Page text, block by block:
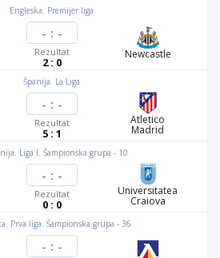
Engleska. Premijer liga
- : -
Rezultat
2 : 0
Newcastle
Španija. La Liga
- : -
Rezultat
5 : 1
Atletico
Madrid
Liga I. Šampionska grupa - 10
- : -
Rezultat
0 : 0
Universitatea
Craiova
Prva liga. Šampionska grupa - 36
- : -